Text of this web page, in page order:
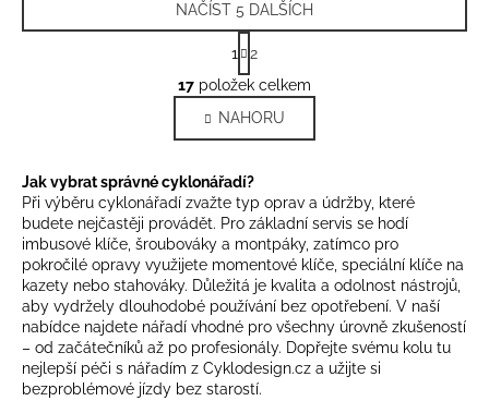
O
v
l
á
d
a
c
í
p
r
v
k
y
v
NAČÍST 5 DALŠÍCH
S
t
r
á
n
k
v
á
n
í
1
2
17 položek celkem
NAHORU
Jak vybrat správné cyklonářadí?
Při výběru cyklonářadí zvažte typ oprav a údržby, které
budete nejčastěji provádět. Pro základní servis se hodí
imbusové klíče, šroubováky a montpáky, zatímco pro
pokročilé opravy využijete momentové klíče, speciální klíče na
kazety nebo stahováky. Důležitá je kvalita a odolnost nástrojů,
aby vydržely dlouhodobé používání bez opotřebení. V naší
nabídce najdete nářadí vhodné pro všechny úrovně zkušeností
– od začátečníků až po profesionály. Dopřejte svému kolu tu
nejlepší péči s nářadím z Cyklodesign.cz a užijte si
bezproblémové jízdy bez starostí.